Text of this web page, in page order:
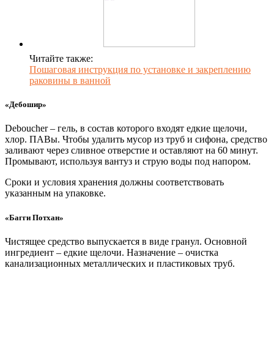
Читайте также:
Пошаговая инструкция по установке и закреплению
раковины в ванной
«Дебошир»
Deboucher – гель, в состав которого входят едкие щелочи,
хлор. ПАВы. Чтобы удалить мусор из труб и сифона, средство
заливают через сливное отверстие и оставляют на 60 минут.
Промывают, используя вантуз и струю воды под напором.
Сроки и условия хранения должны соответствовать
указанным на упаковке.
«Багги Потхан»
Чистящее средство выпускается в виде гранул. Основной
ингредиент – едкие щелочи. Назначение – очистка
канализационных металлических и пластиковых труб.